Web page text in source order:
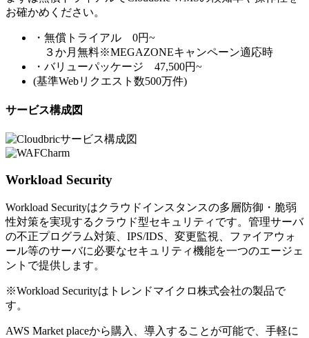
お確かめください。
・無償トライアル 0円~
３か月無料※MEGAZONEキャンペーン適応時
・バリューパッケージ 47,500円~
(基準Webリクエスト数500万件)
サービス構成図
Workload Security
Workload Securityはクラウドインスタンスの多層防御・脆弱
性対策を実現するクラウド型セキュリティです。管理サーバ
の不正プログラム対策、IPS/IDS、変更監視、ファイアウォ
ール等のサーバに必要なセキュリティ機能を一つのエージェ
ントで提供します。
※Workload Securityはトレンドマイクロ株式会社の製品で
す。
AWS Market placeから購入、導入することが可能で、手軽に